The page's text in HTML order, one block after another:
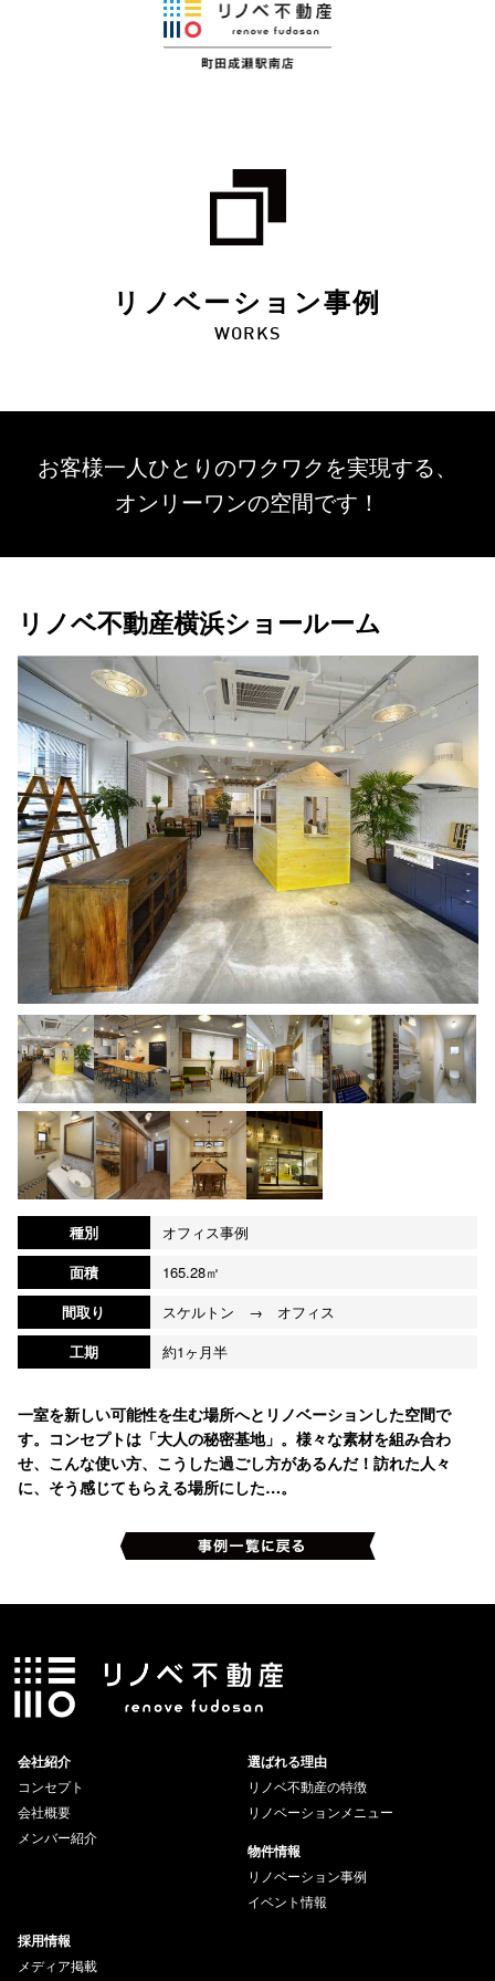
リノベーション事例
WORKS
お客様一人ひとりのワクワクを実現する、
オンリーワンの空間です！
リノベ不動産横浜ショールーム
種別
オフィス事例
面積
165.28㎡
間取り
スケルトン → オフィス
工期
約1ヶ月半
一室を新しい可能性を生む場所へとリノベーションした空間で
す。コンセプトは「大人の秘密基地」。様々な素材を組み合わ
せ、こんな使い方、こうした過ごし方があるんだ！訪れた人々
に、そう感じてもらえる場所にした…。
会社紹介
コンセプト
会社概要
メンバー紹介
選ばれる理由
リノベ不動産の特徴
リノベーションメニュー
物件情報
リノベーション事例
イベント情報
採用情報
メディア掲載